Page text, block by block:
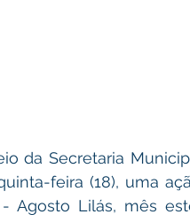
da Secretaria
feira (18), uma
Agosto Lilás, mês